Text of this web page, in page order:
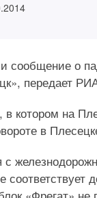
сообщение о
передает
котором на
в